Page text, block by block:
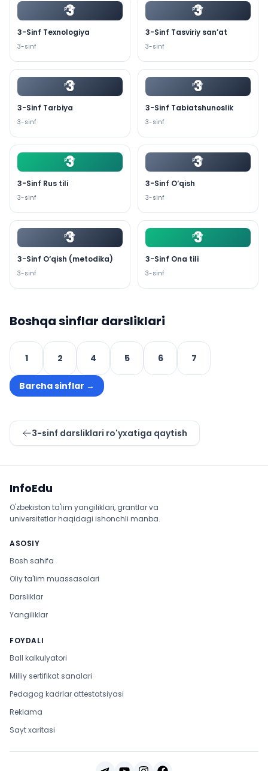
3
PDF
3-Sinf Texnologiya
3-sinf
3
PDF
3-Sinf Tasviriy san’at
3-sinf
3
PDF
3-Sinf Tarbiya
3-sinf
3
PDF
3-Sinf Tabiatshunoslik
3-sinf
3
PDF
3-Sinf Rus tili
3-sinf
3
PDF
3-Sinf O‘qish
3-sinf
3
PDF
3-Sinf O‘qish (metodika)
3-sinf
3
PDF
3-Sinf Ona tili
3-sinf
Boshqa sinflar darsliklari
1 2 4 5 6 7
Barcha sinflar →
3-sinf darsliklari ro'yxatiga qaytish
InfoEdu
O'zbekiston ta'lim yangiliklari, grantlar va
universitetlar haqidagi ishonchli manba.
ASOSIY
Bosh sahifa
Oliy ta'lim muassasalari
Darsliklar
Yangiliklar
FOYDALI
Ball kalkulyatori
Milliy sertifikat sanalari
Pedagog kadrlar attestatsiyasi
Reklama
Sayt xaritasi